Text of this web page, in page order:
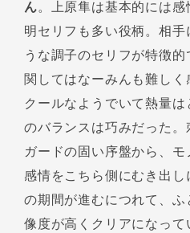
ん。上原隼は基本的には
明セリフも多い役柄。相
うな調子のセリフが特徴
関してはなーみんも難しく
クールなようでいて熱量
のバランスは巧みだった
ガードの固い序盤から、
感情をこちら側にむき出
の期間が進むにつれて、
像度が高くクリアになって